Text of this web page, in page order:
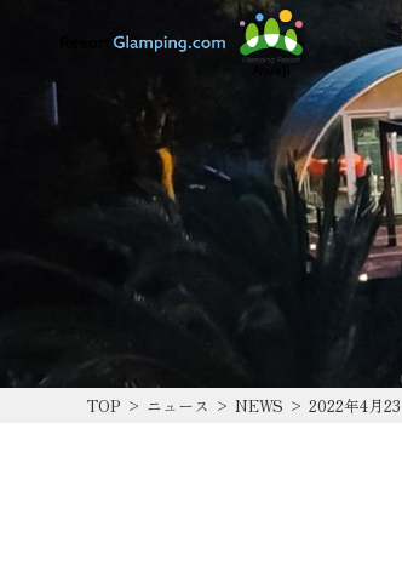
TOP > ニュース > NEWS > 2022年4月